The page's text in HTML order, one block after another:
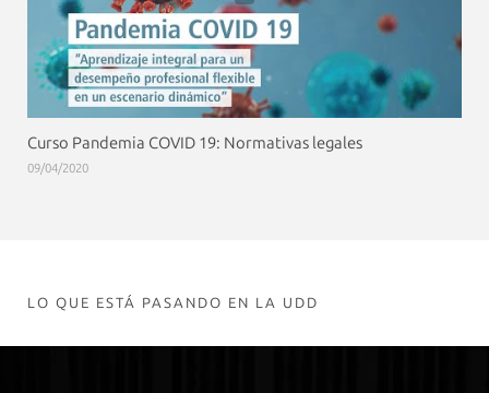
Curso Pandemia COVID 19: Normativas legales
09/04/2020
LO QUE ESTÁ PASANDO EN LA UDD